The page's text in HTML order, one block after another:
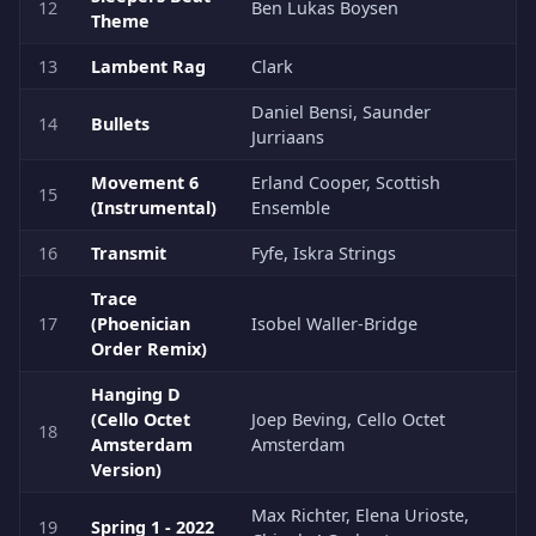
12
Theme
Ben Lukas Boysen
13 Lambent Rag Clark
14 Bullets
Daniel Bensi, Saunder
Jurriaans
15
Movement 6
(Instrumental)
Erland Cooper, Scottish
Ensemble
16
Transmit Fyfe, Iskra Strings
17
Trace
(Phoenician
Order Remix)
Isobel Waller-Bridge
18
Hanging D
(Cello Octet
Amsterdam
Version)
Joep Beving, Cello Octet
Amsterdam
19 Spring 1 - 2022
Max Richter, Elena Urioste,